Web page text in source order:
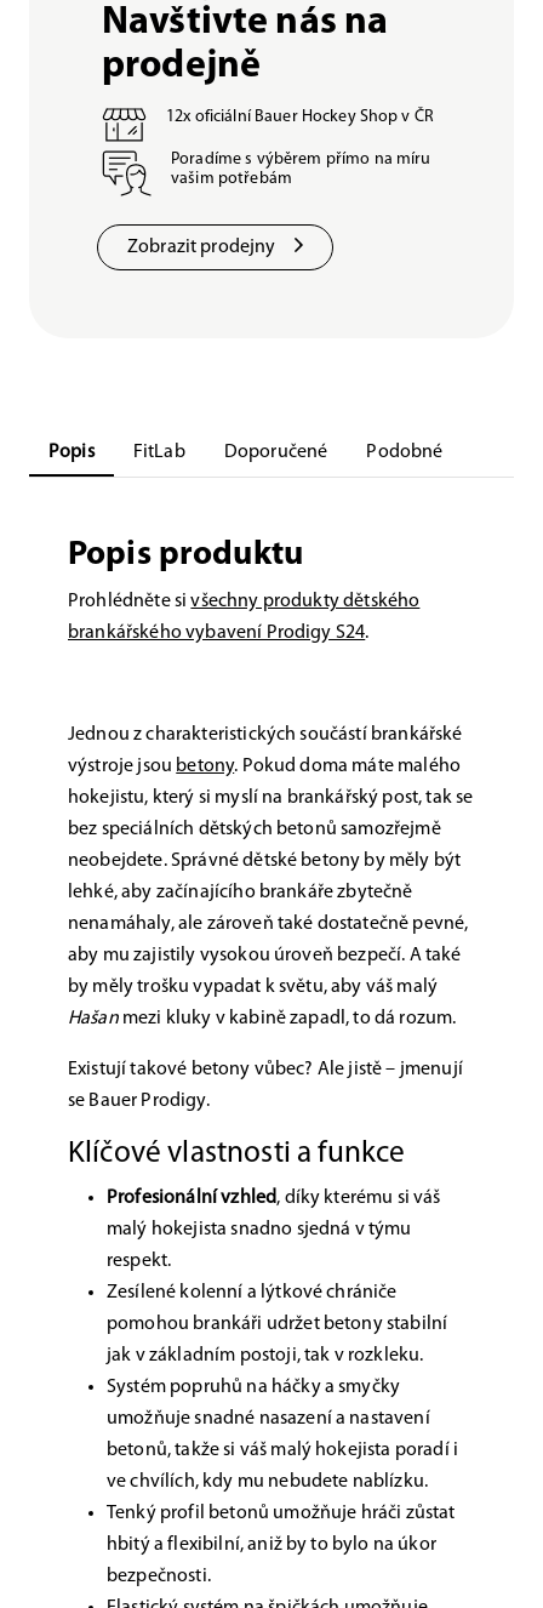
Navštivte nás na
prodejně
12x oficiální Bauer Hockey Shop v ČR
Poradíme s výběrem přímo na míru
vašim potřebám
Zobrazit prodejny
Popis FitLab Doporučené Podobné
Popis produktu
Prohlédněte sivšechny produkty dětského
brankářského vybavení Prodigy S24.
Jednou z charakteristických součástí brankářské
výstroje jsou betony. Pokud doma máte malého
hokejistu, který si myslí na brankářský post, tak se
bez speciálních dětských betonů samozřejmě
neobejdete. Správné dětské betony by měly být
lehké, aby začínajícího brankáře zbytečně
nenamáhaly, ale zároveň také dostatečně pevné,
aby mu zajistily vysokou úroveň bezpečí. A také
by měly trošku vypadat k světu, aby váš malý
Hašanmezi kluky v kabině zapadl, to dá rozum.
Existují takové betony vůbec? Ale jistě – jmenují
se Bauer Prodigy.
Klíčové vlastnosti a funkce
Profesionální vzhled, díky kterému si váš
malý hokejista snadno sjedná v týmu
respekt.
Zesílené kolenní a lýtkové chrániče
pomohou brankáři udržet betony stabilní
jak v základním postoji, tak v rozkleku.
Systém popruhů na háčky a smyčky
umožňuje snadné nasazení a nastavení
betonů, takže si váš malý hokejista poradí i
ve chvílích, kdy mu nebudete nablízku.
Tenký profil betonů umožňuje hráči zůstat
hbitý a flexibilní, aniž by to bylo na úkor
bezpečnosti.